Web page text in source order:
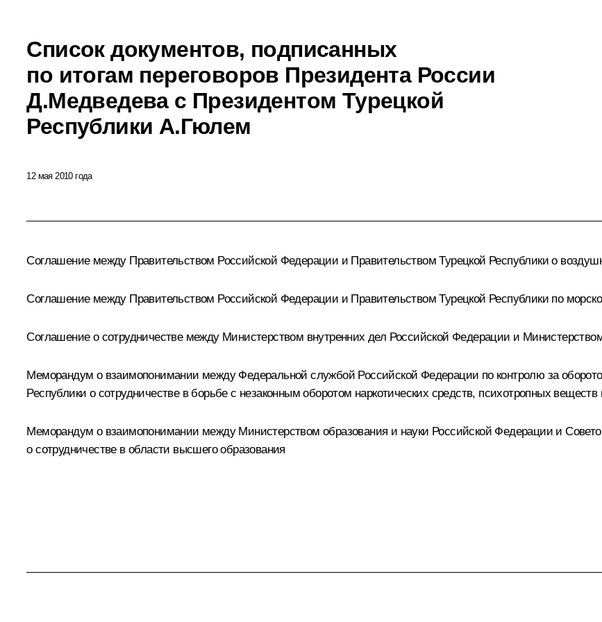
Список документов, подписанных
по итогам переговоров Президента России
Д.Медведева с Президентом Турецкой
Республики А.Гюлем
12 мая 2010 года
Соглашение между Правительством Российской Федерации и Правительством Турецкой Республики о
Соглашение между Правительством Российской Федерации и Правительством Турецкой Республики по
Соглашение о сотрудничестве между Министерством внутренних дел Российской Федерации и
Меморандум о взаимопонимании между Федеральной службой Российской Федерации по контролю за
Республики о сотрудничестве в борьбе с незаконным оборотом наркотических средств, психотропных веществ
Меморандум о взаимопонимании между Министерством образования и науки Российской Федерации и
о сотрудничестве в области высшего образования